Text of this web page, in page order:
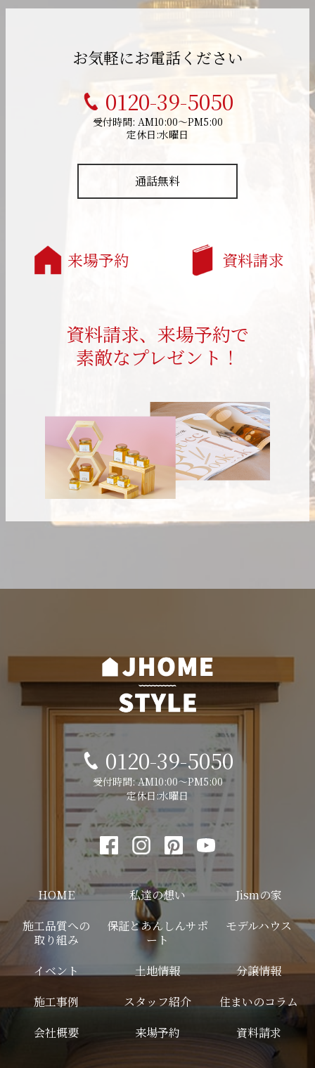
お気軽にお電話ください
0120-39-5050
受付時間: AM10:00～PM5:00
定休日:水曜日
通話無料
来場予約 資料請求
資料請求、来場予約で
素敵なプレゼント！
0120-39-5050
受付時間: AM10:00～PM5:00
定休日:水曜日
HOME 私達の想い
Jismの家
施工品質への
取り組み
保証とあんしんサポ
ート
モデルハウス
イベント 土地情報
分譲情報
施工事例
スタッフ紹介
住まいのコラム
会社概要
来場予約 資料請求